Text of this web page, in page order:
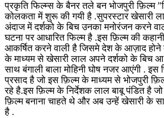
प्रकृति फिल्म्स के बैनर तले बन भोजपुरी फ़िल्म
कोलकता में शुरू की गयी है .सुपरस्टार खेसारी
अंदाज में दर्शको के बिच उनका मनोरंजन करने
घटना पर आधारित फिल्म है .इस फ़िल्म की
आकर्षित करने वाली है जिसमे देश के आज़ाद होने
के माध्यम से खेसारी लाल अपने दर्शको के बिच
साथ बंगाली बाला मोहिनी घोष नजर आएंगी . इस
प्रसाद है जो इस फ़िल्म के माध्यम से भोजपुरी
रहे है.इस फ़िल्म के निर्देशक लाल बाबू पंडित है
फ़िल्म बनाना चाहते थे और अब उन्हें खेसारी के
है .